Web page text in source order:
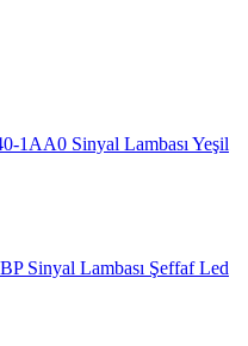
1AA0 Sinyal Lambası Yeşil
Sinyal Lambası Şeffaf Led